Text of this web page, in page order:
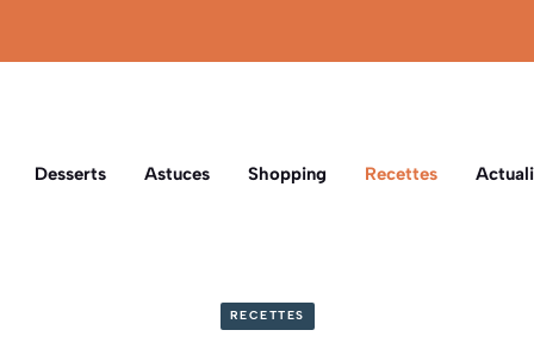
Desserts Astuces Shopping Recettes
RECETTES